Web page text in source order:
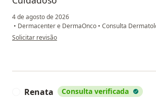
4 de agosto de 2026
• Dermacenter e DermaOnco • Consulta
na opinião do utilizador Francine
Solicitar revisão
Renata Consulta verificada